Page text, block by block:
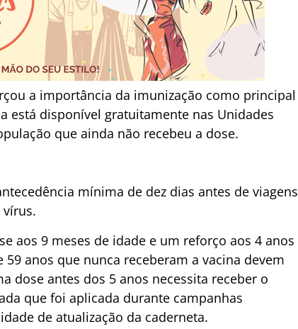
a importância da imunização como principal
está disponível gratuitamente nas Unidades
que ainda não recebeu a dose.
mínima de dez dias antes de viagens
aos 9 meses de idade e um reforço aos 4 anos
anos que nunca receberam a vacina devem
dose antes dos 5 anos necessita receber o
que foi aplicada durante campanhas
de atualização da caderneta.